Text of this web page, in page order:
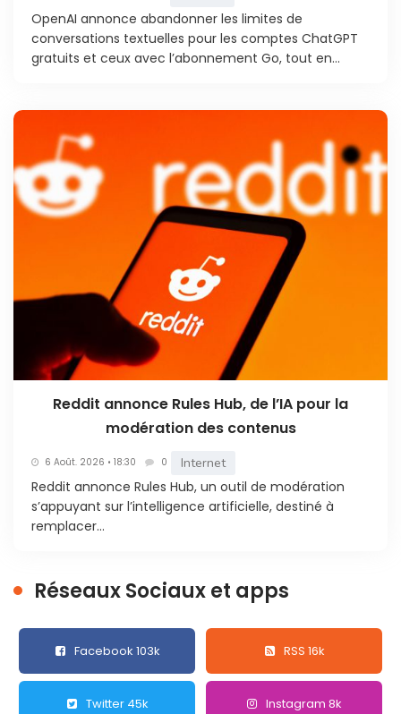
OpenAI annonce abandonner les limites de
conversations textuelles pour les comptes ChatGPT
gratuits et ceux avec l’abonnement Go, tout en...
Reddit annonce Rules Hub, de l’IA pour la
modération des contenus
6 Août. 2026 • 18:30 0 Internet
Reddit annonce Rules Hub, un outil de modération
s’appuyant sur l’intelligence artificielle, destiné à
remplacer...
Réseaux Sociaux et apps
Facebook 103k RSS 16k
Twitter 45k Instagram 8k